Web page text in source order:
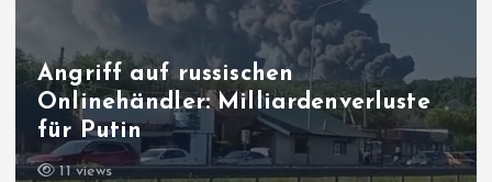
Angriff auf russischen
Onlinehändler: Milliardenverluste
für Putin
11 views